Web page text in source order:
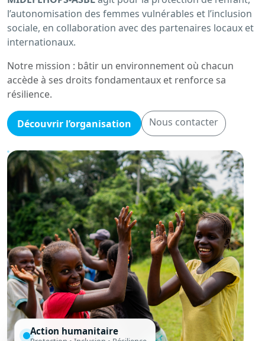
l’autonomisation des femmes vulnérables et l’inclusion
sociale, en collaboration avec des partenaires locaux et
internationaux.
Notre mission : bâtir un environnement où chacun
accède à ses droits fondamentaux et renforce sa
résilience.
Découvrir l’organisation Nous contacter
Action humanitaire